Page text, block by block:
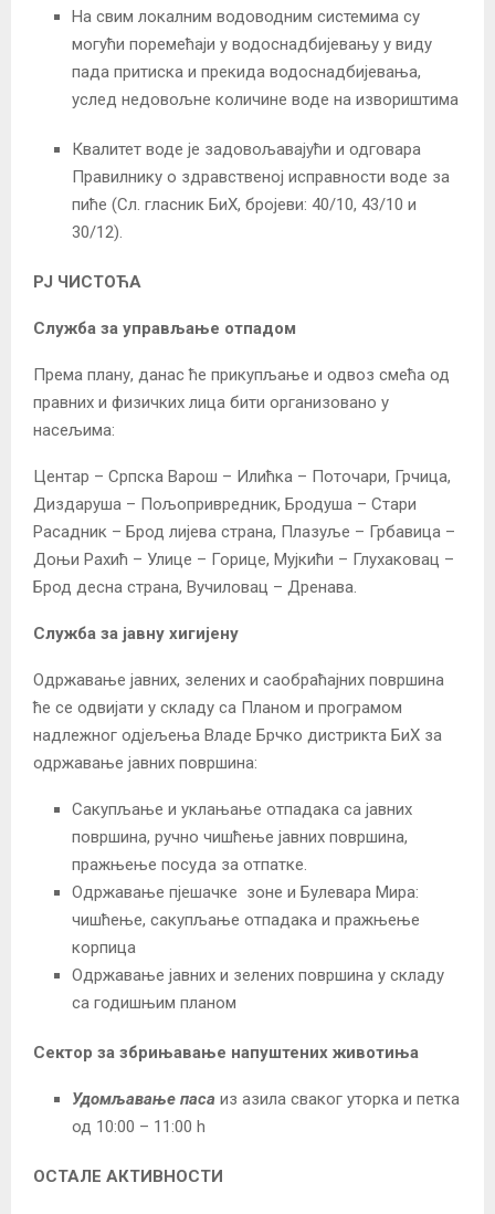
На свим локалним водоводним системима су
могући поремећаји у водоснадбијевању у виду
пада притиска и прекида водоснадбијевања,
услед недовољне количине воде на извориштима
Квалитет воде је задовољавајући и одговара
Правилнику о здравственој исправности воде за
пиће (Сл. гласник БиХ, бројеви: 40/10, 43/10 и
30/12).
РЈ ЧИСТОЋА
Служба за управљање отпадом
Према плану, данас ће прикупљање и одвоз смећа од
правних и физичких лица бити организовано у
насељима:
Центар – Српска Варош – Илићка – Поточари, Грчица,
Диздаруша – Пољопривредник, Бродуша – Стари
Расадник – Брод лијева страна, Плазуље – Грбавица –
Доњи Рахић – Улице – Горице, Мујкићи – Глухаковац –
Брод десна страна, Вучиловац – Дренава.
Служба за јавну хигијену
Одржавање јавних, зелених и саобраћајних површина
ће се одвијати у складу са Планом и програмом
надлежног одјељења Владе Брчко дистрикта БиХ за
одржавање јавних површина:
Сакупљање и уклањање отпадака са јавних
површина, ручно чишћење јавних површина,
пражњење посуда за отпатке.
Одржавање пјешачке зоне и Булевара Мира:
чишћење, сакупљање отпадака и пражњење
корпица
Одржавање јавних и зелених површина у складу
са годишњим планом
Сектор за збрињавање напуштених животиња
Удомљавање паса из азила сваког уторка и петка
од 10:00 – 11:00 h
ОСТАЛЕ АКТИВНОСТИ